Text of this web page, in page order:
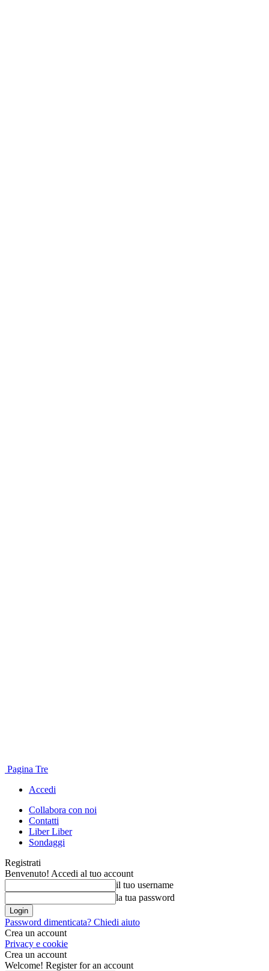
Pagina Tre
Accedi
Collabora con noi
Contatti
Liber Liber
Sondaggi
Registrati
Benvenuto! Accedi al tuo account
il tuo username
la tua password
Password dimenticata? Chiedi aiuto
Crea un account
Privacy e cookie
Crea un account
Welcome! Register for an account